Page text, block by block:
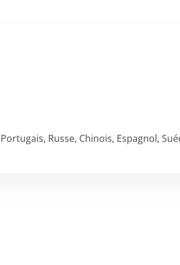
Russe, Chinois, Espagnol,